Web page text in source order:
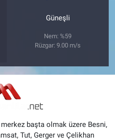
Güneşli
Nem: %59
Rüzgar: 9.00 m/s
merkez başta olmak üzere Besni,
Tut, Gerger ve Çelikhan